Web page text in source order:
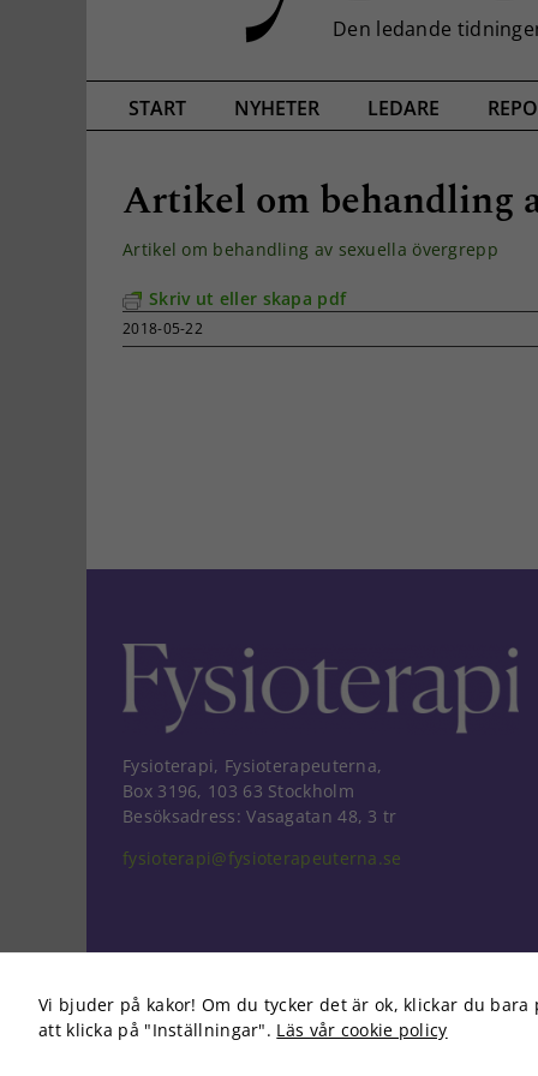
START NYHETER LEDARE
Artikel om behandling
Artikel om behandling av sexuella övergrepp
Skriv ut eller skapa pdf
2018-05-22
Fysioterapi, Fysioterapeuterna,
Box 3196, 103 63 Stockholm
Besöksadress: Vasagatan 48, 3 tr
fysioterapi@fysioterapeuterna.se
Copyright 2026 Fysioterapi | All Rights Reserved
Vi bjuder på kakor! Om du tycker det är ok, klickar du
att klicka på "Inställningar". Läs vår cookie policy